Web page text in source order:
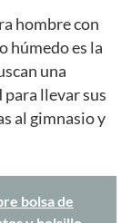
hombre con
húmedo es la
una
llevar sus
al gimnasio y
bolsa de